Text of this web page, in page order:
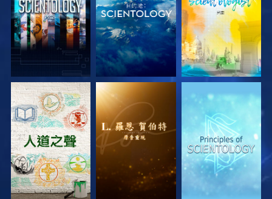
探索系列節目 探索系列節目 探索系列節目